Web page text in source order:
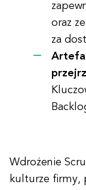
oraz
za
Wdrożenie
kulturze firmy,